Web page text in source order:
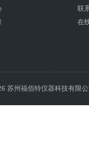
联
在
苏州福佰特仪器科技有限